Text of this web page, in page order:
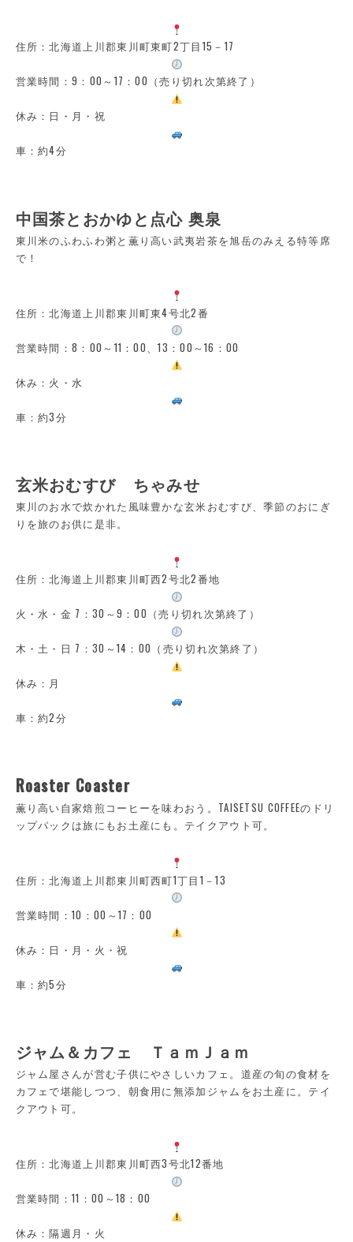
住所：北海道上川郡東川町東町2丁目15－17
営業時間：9：00～17：00（売り切れ次第終了）
休み：日・月・祝
車：約4分
中国茶とおかゆと点心 奥泉
東川米のふわふわ粥と薫り高い武夷岩茶を旭岳のみえる特等席
で！
住所：北海道上川郡東川町東4号北2番
営業時間：8：00～11：00、13：00～16：00
休み：火・水
車：約3分
玄米おむすび ちゃみせ
東川のお水で炊かれた風味豊かな玄米おむすび、季節のおにぎ
りを旅のお供に是非。
住所：北海道上川郡東川町西2号北2番地
火・水・金 7：30～9：00（売り切れ次第終了）
木・土・日 7：30～14：00（売り切れ次第終了）
休み：月
車：約2分
Roaster Coaster
薫り高い自家焙煎コーヒーを味わおう。TAISETSU COFFEEのドリ
ップパックは旅にもお土産にも。テイクアウト可。
住所：北海道上川郡東川町西町1丁目1－13
営業時間：10：00～17：00
休み：日・月・火・祝
車：約5分
ジャム＆カフェ ＴａｍＪａｍ
ジャム屋さんが営む子供にやさしいカフェ。道産の旬の食材を
カフェで堪能しつつ、朝食用に無添加ジャムをお土産に。テイ
クアウト可。
住所：北海道上川郡東川町西3号北12番地
営業時間：11：00～18：00
休み：隔週月・火